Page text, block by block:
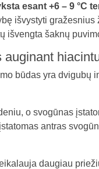
esant +6 – 9 °C
išvystyti
išvengta šaknų
auginant
būdas yra dvigubų
o svogūnas
antras
daugiau